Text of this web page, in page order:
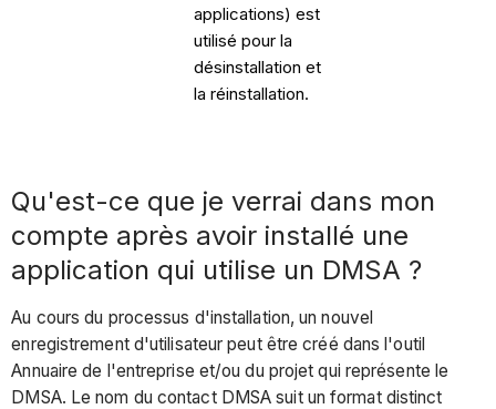
applications) est
utilisé pour la
désinstallation et
la réinstallation.
Qu'est-ce que je verrai dans mon
compte après avoir installé une
application qui utilise un DMSA ?
Au cours du processus d'installation, un nouvel
enregistrement d'utilisateur peut être créé dans l'outil
Annuaire de l'entreprise et/ou du projet qui représente le
DMSA. Le nom du contact DMSA suit un format distinct